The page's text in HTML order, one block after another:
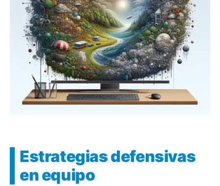
Estrategias defensivas
en equipo